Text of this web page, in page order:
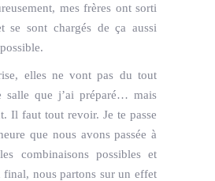
mes frères ont sorti
se sont chargés de ça aussi
elles ne vont pas du tout
salle que j’ai préparé… mais
Il faut tout revoir. Je te passe
que nous avons passée à
combinaisons possibles et
final, nous partons sur un effet